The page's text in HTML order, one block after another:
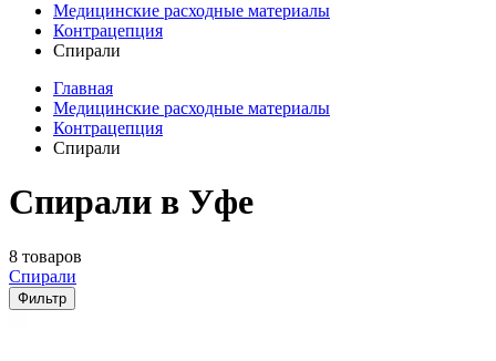
Медицинские расходные материалы
Контрацепция
Спирали
Главная
Медицинские расходные материалы
Контрацепция
Спирали
Спирали в Уфе
8 товаров
Спирали
Фильтр